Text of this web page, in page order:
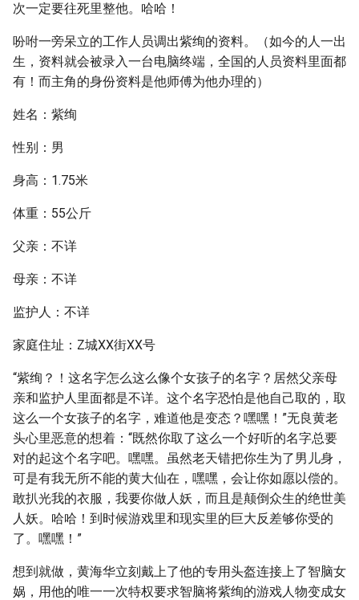
次一定要往死里整他。哈哈！
吩咐一旁呆立的工作人员调出紫绚的资料。（如今的人一出
生，资料就会被录入一台电脑终端，全国的人员资料里面都
有！而主角的身份资料是他师傅为他办理的）
姓名：紫绚
性别：男
身高：1.75米
体重：55公斤
父亲：不详
母亲：不详
监护人：不详
家庭住址：Z城XX街XX号
“紫绚？！这名字怎么这么像个女孩子的名字？居然父亲母
亲和监护人里面都是不详。这个名字恐怕是他自己取的，取
这么一个女孩子的名字，难道他是变态？嘿嘿！”无良黄老
头心里恶意的想着：“既然你取了这么一个好听的名字总要
对的起这个名字吧。嘿嘿。虽然老天错把你生为了男儿身，
可是有我无所不能的黄大仙在，嘿嘿，会让你如愿以偿的。
敢扒光我的衣服，我要你做人妖，而且是颠倒众生的绝世美
人妖。哈哈！到时候游戏里和现实里的巨大反差够你受的
了。嘿嘿！”
想到就做，黄海华立刻戴上了他的专用头盔连接上了智脑女
娲，用他的唯一一次特权要求智脑将紫绚的游戏人物变成女